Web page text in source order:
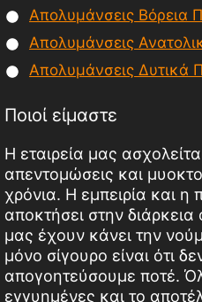
Απολυμάνσεις Βόρεια
Απολυμάνσεις
Απολυμάνσεις Δυτικά
Ποιοί είμαστε
Η εταιρεία μας
απεντομώσεις και
χρόνια. Η εμπειρία και η
αποκτήσει στην
μας έχουν κάνει την
μόνο σίγουρο είναι ότι
απογοητεύσουμε ποτέ.
εγγυημένες και το